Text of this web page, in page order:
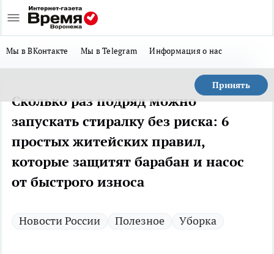
Мы в ВКонтакте Мы в Telegram Информация о нас
Принять
Сколько раз подряд можно
запускать стиралку без риска: 6
простых житейских правил,
которые защитят барабан и насос
от быстрого износа
Новости России Полезное Уборка